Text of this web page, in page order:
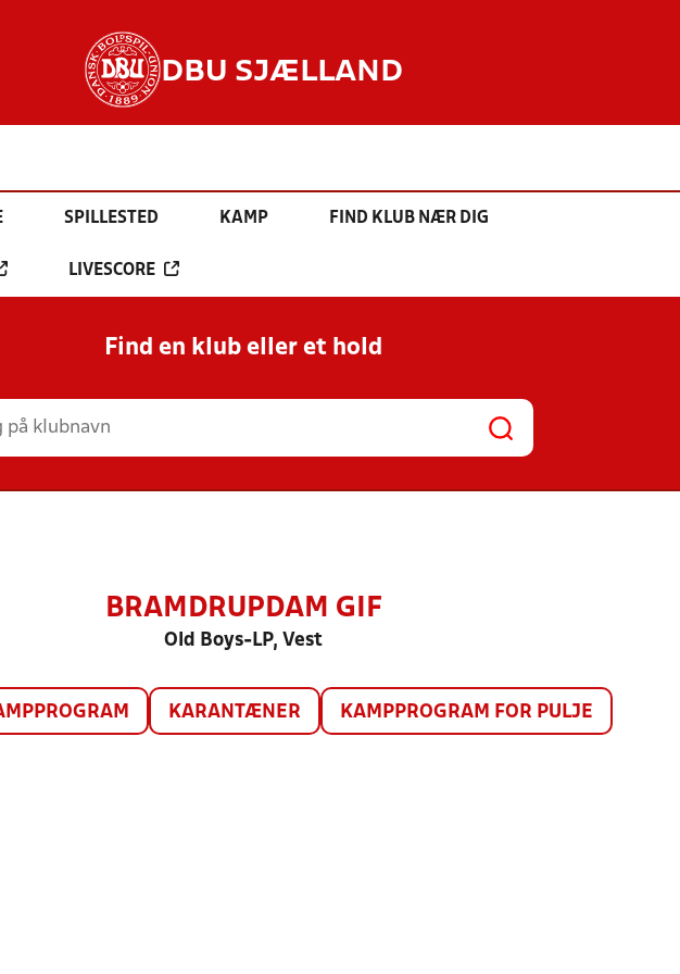
DBU SJÆLLAND
SPILLESTED KAMP FIND KLUB NÆR DIG
LIVESCORE
Find en klub eller et hold
BRAMDRUPDAM GIF
Old Boys-LP, Vest
KARANTÆNER KAMPPROGRAM FOR PULJE